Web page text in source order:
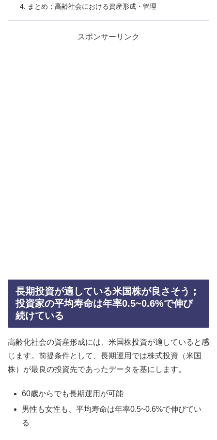
まとめ；高齢社会における資産形成・管理
スポンサーリンク
長期投資が適している米国株が良さそう；
投資家の平均寿命は年率0.5~0.6%で伸び
続けている
高齢化社会の資産形成には、米国株投資が適していると感
じます。前提条件として、長期運用では株式投資（米国
株）が最良の投資先であったデータを基にします。
60歳からでも長期運用が可能
男性も女性も、平均寿命は年率0.5~0.6%で伸びてい
る